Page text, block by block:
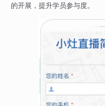
的开展，提升学员参与度。